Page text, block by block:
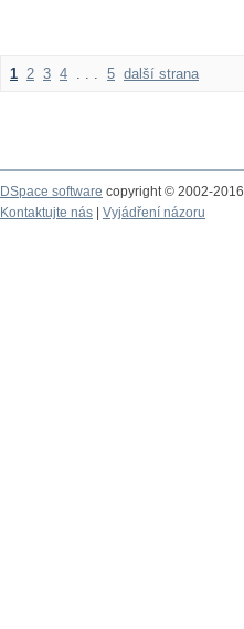
1 2 3 4 . . . 5 další strana
DSpace software copyright © 2002-2016
Kontaktujte nás
Vyjádření názoru